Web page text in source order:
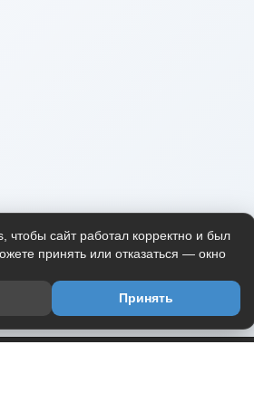
чтобы сайт работал корректно и был
принять или отказаться — окно
Принять